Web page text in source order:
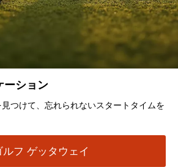
ーション
つけて、忘れられないスタートタイムを
ルフ ゲッタウェイ